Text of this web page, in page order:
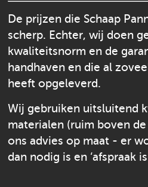
De prijzen die Schaap
scherp. Echter, wij doen
kwaliteitsnorm en de
handhaven en die al
heeft opgeleverd.
Wij gebruiken uitsluitend
materialen (ruim boven
ons advies op maat - er
dan nodig is en ‘afspraak is